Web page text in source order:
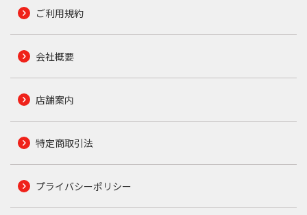
ご利用規約
会社概要
店舗案内
特定商取引法
プライバシーポリシー